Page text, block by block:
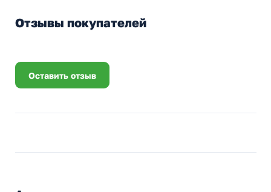
Отзывы покупателей
Оставить отзыв